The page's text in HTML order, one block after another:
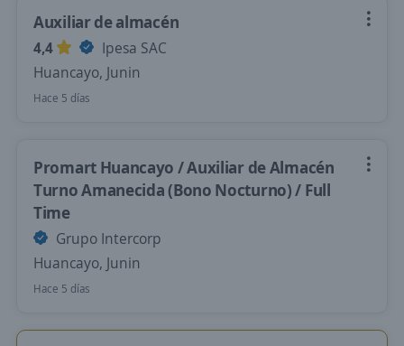
Auxiliar de almacén
4,4
Ipesa SAC
Huancayo, Junin
Hace 5 días
Promart Huancayo / Auxiliar de Almacén
Turno Amanecida (Bono Nocturno) / Full
Time
Grupo Intercorp
Huancayo, Junin
Hace 5 días